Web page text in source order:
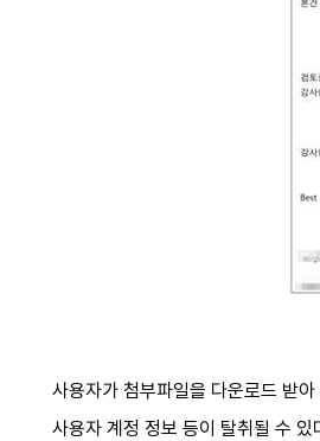
사용자가 첨부파일을 다운로드 받
사용자 계정 정보 등이 탈취될 수 있